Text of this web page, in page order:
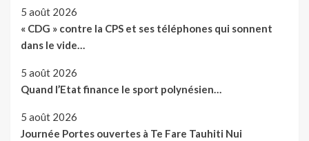
5 août 2026
« CDG » contre la CPS et ses téléphones qui sonnent
dans le vide…
5 août 2026
Quand l’Etat finance le sport polynésien…
5 août 2026
Journée Portes ouvertes à Te Fare Tauhiti Nui